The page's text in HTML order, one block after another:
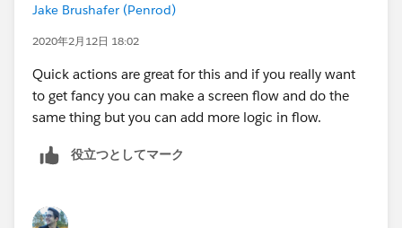
Jake Brushafer (Penrod)
2020年2月12日 18:02
Quick actions are great for this and if you really want
to get fancy you can make a screen flow and do the
same thing but you can add more logic in flow.
役立つとしてマーク